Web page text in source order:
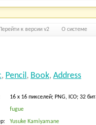
Перейти к версии v2 О системе
, Pencil, Book, Address
16 x 16 пикселей; PNG, ICO; 32
fugue
Yusuke Kamiyamane